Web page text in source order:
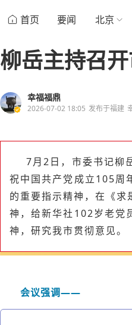
首页 要闻 北京
柳岳主持召
幸福福鼎
2026-07-02 18:05 发布于福建
7月2日，市委书记柳
祝中国共产党成立105周
的重要指示精神，在《
神，给新华社102岁老党
神，研究我市贯彻意见。
会议强调——